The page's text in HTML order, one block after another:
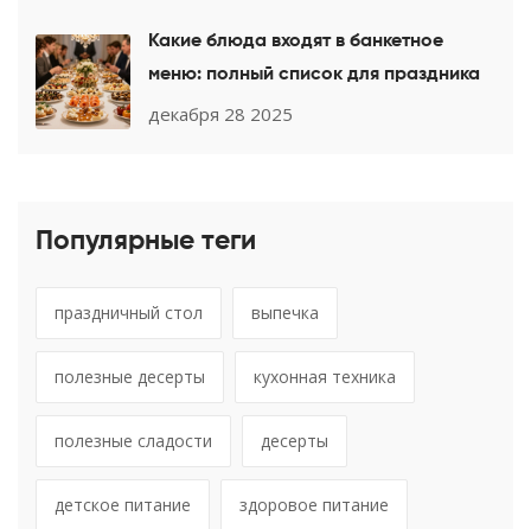
Какие блюда входят в банкетное
меню: полный список для праздника
декабря 28 2025
Популярные теги
праздничный стол выпечка
полезные десерты кухонная техника
полезные сладости десерты
детское питание здоровое питание